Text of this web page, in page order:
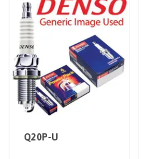
Q20P-U